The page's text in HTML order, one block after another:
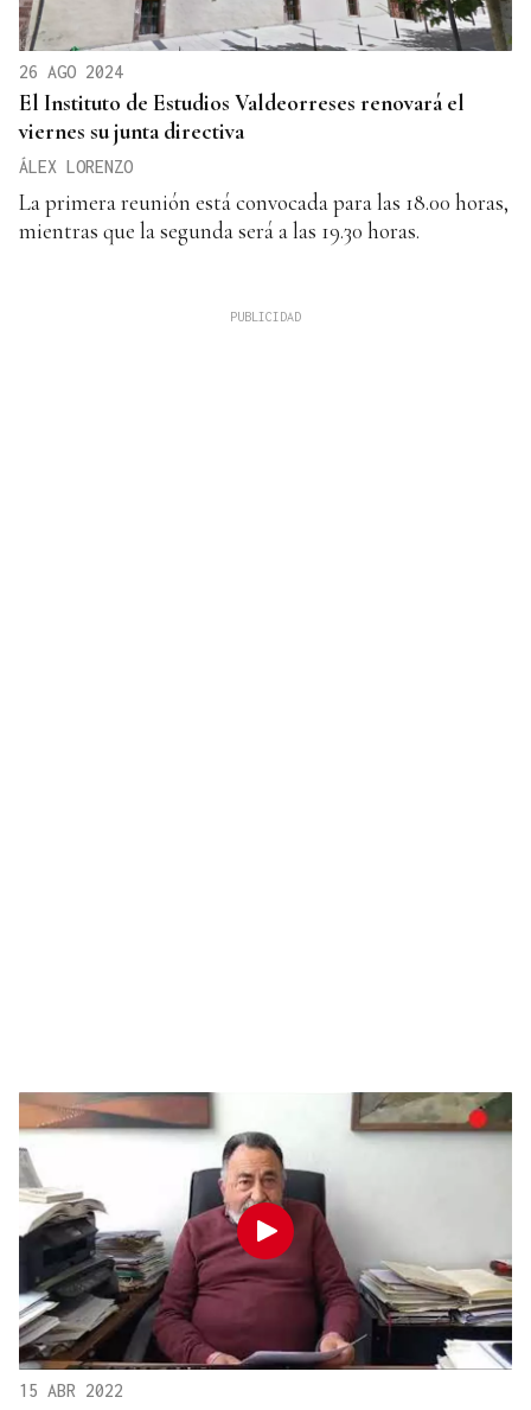
26 AGO 2024
El Instituto de Estudios Valdeorreses renovará el
viernes su junta directiva
ÁLEX LORENZO
La primera reunión está convocada para las 18.00 horas,
mientras que la segunda será a las 19.30 horas.
15 ABR 2022